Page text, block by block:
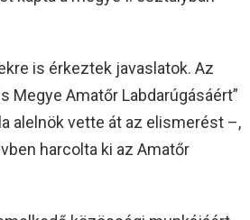
is érkeztek javaslatok. Az
Megye Amatőr Labdarúgásáért”
alelnök vette át az elismerést –,
harcolta ki az Amatőr